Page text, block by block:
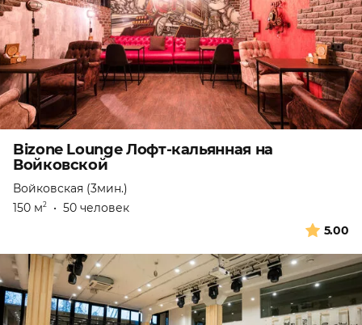
Bizone Lounge Лофт-кальянная на
Войковской
Войковская (3мин.)
150 м2 • 50 человек
5.00